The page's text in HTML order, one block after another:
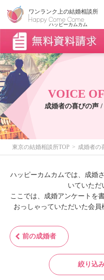
VOICE
成婚者の喜びの声
東京の結婚相談所TOP 成婚者の
ハッピーカムカムでは、成婚
いていただ
ここでは、成婚アンケートを
おっしゃっていただいた会員
前の成婚者
絞り込